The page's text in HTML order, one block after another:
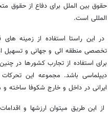
حقوق بین الملل برای دفاع از حقوق
المللی است.
در این راستا استفاده از زمینه
تخصصی منطقه ائی و جهانی و تسهیل
برای استفاده از تجارب کشورها در
دیپلماسی باشد. مجموعه این تحرکات
ایرانی در داخل و خارج شکوفا ساخته و
از این طریق میتوان ارزشها و